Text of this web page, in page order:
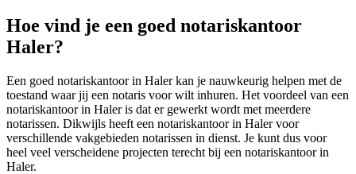
Hoe vind je een goed notariskantoor
Haler?
Een goed notariskantoor in Haler kan je nauwkeurig helpen met de
toestand waar jij een notaris voor wilt inhuren. Het voordeel van een
notariskantoor in Haler is dat er gewerkt wordt met meerdere
notarissen. Dikwijls heeft een notariskantoor in Haler voor
verschillende vakgebieden notarissen in dienst. Je kunt dus voor
heel veel verscheidene projecten terecht bij een notariskantoor in
Haler.